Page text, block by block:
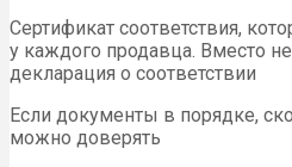
Сертификат соответствия,
у каждого продавца. Вместо
декларация о соответствии
Если документы в порядке,
можно доверять